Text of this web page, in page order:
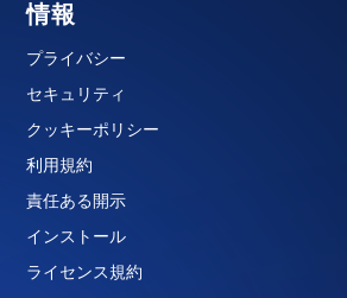
情報
プライバシー
セキュリティ
クッキーポリシー
利用規約
責任ある開示
インストール
ライセンス規約